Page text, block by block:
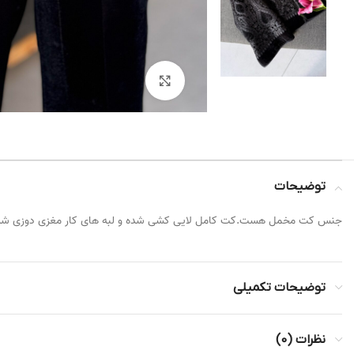
بزرگنمایی تصویر
توضیحات
جنس کت مخمل هست.کت کامل لایی کشی شده و لبه های کار مغزی دوزی
توضیحات تکمیلی
نظرات (0)